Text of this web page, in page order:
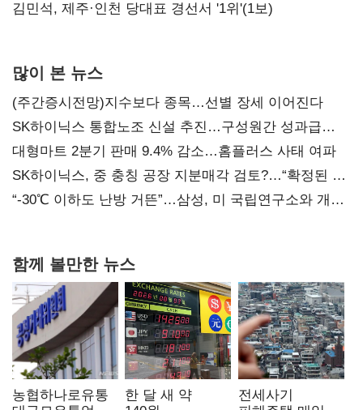
0.86%p(2보)
김민석, 제주·인천 당대표 경선서 '1위'(1보)
많이 본 뉴스
(주간증시전망)지수보다 종목…선별 장세 이어진다
SK하이닉스 통합노조 신설 추진…구성원간 성과급
불만 확산
대형마트 2분기 판매 9.4% 감소…홈플러스 사태 여파
SK하이닉스, 중 충칭 공장 지분매각 검토?…“확정된 바
없어”
“-30℃ 이하도 난방 거뜬”…삼성, 미 국립연구소와 개발
함께 볼만한 뉴스
농협하나로유통
한 달 새 약
전세사기